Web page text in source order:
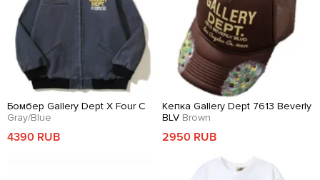
Бомбер Gallery Dept X Four C
Gray/Blue
4390 RUB
Кепка Gallery Dept 7613 Beverly
BLV Brown
2950 RUB